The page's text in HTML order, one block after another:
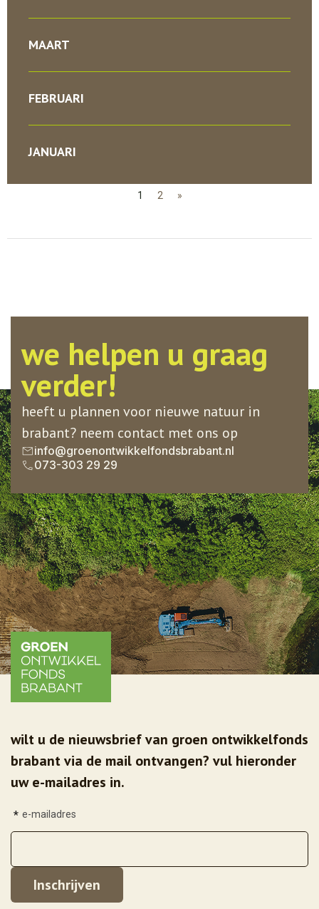
MAART
FEBRUARI
JANUARI
1 2 »
we helpen u graag
verder!
heeft u plannen voor nieuwe natuur in
brabant? neem contact met ons op
info@groenontwikkelfondsbrabant.nl
073-303 29 29
wilt u de nieuwsbrief van groen ontwikkelfonds
brabant via de mail ontvangen? vul hieronder
uw e-mailadres in.
e-mailadres
*